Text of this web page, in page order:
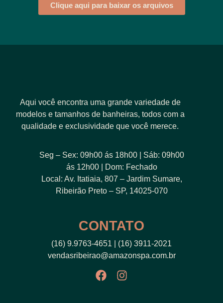
Clique aqui para baixar os arquivos
Aqui você encontra uma grande variedade de
modelos e tamanhos de banheiras, todos com a
qualidade e exclusividade que você merece.
Seg – Sex: 09h00 ás 18h00 | Sáb: 09h00
ás 12h00 | Dom: Fechado
Local: Av. Itatiaia, 807 – Jardim Sumare,
Ribeirão Preto – SP, 14025-070
CONTATO
(16) 9.9763-4651 | (16) 3911-2021
vendasribeirao@amazonspa.com.br